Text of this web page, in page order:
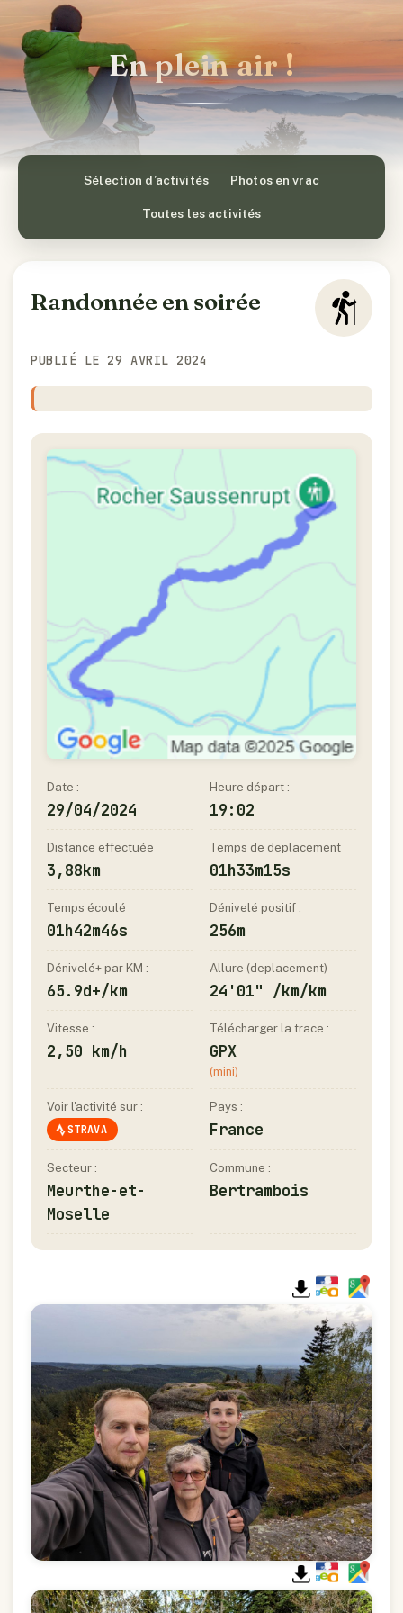
En plein air !
Sélection d’activités Photos en vrac
Toutes les activités
Randonnée en soirée
PUBLIÉ LE 29 AVRIL 2024
Date :
29/04/2024
Heure départ :
19:02
Distance effectuée
3,88km
Temps de deplacement
01h33m15s
Temps écoulé
01h42m46s
Dénivelé positif :
256m
Dénivelé+ par KM :
65.9d+/km
Allure (deplacement)
24'01" /km/km
Vitesse :
2,50 km/h
Télécharger la trace :
GPX
(mini)
Voir l'activité sur :
STRAVA
Pays :
France
Secteur :
Meurthe-et-
Moselle
Commune :
Bertrambois